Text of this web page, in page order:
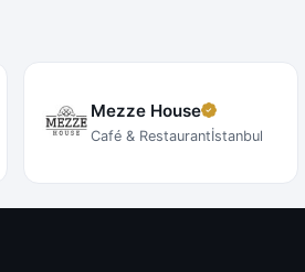
Mezze House
Café & Restaurantİstanbul